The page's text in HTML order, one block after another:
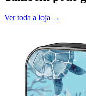
Ver toda a loja →